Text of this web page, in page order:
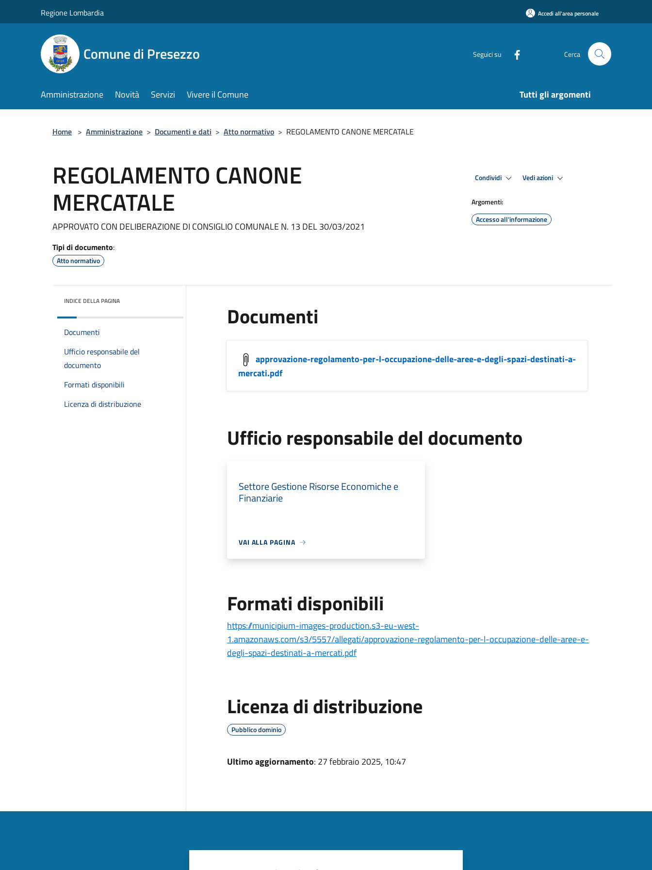
Regione Lombardia Accedi all'area personale
Comune di Presezzo Seguici su Cerca
Amministrazione Novità Servizi Vivere il Comune Tutti gli argomenti
Home > Amministrazione > Documenti e dati > Atto normativo > REGOLAMENTO CANONE MERCATALE
REGOLAMENTO CANONE
MERCATALE
APPROVATO CON DELIBERAZIONE DI CONSIGLIO COMUNALE N. 13 DEL 30/03/2021
Tipi di documento:
Atto normativo
Condividi Vedi azioni
Argomenti:
Accesso all'informazione
INDICE DELLA PAGINA
Documenti
Ufficio responsabile del
documento
Formati disponibili
Licenza di distribuzione
Documenti
approvazione-regolamento-per-l-occupazione-delle-aree-e-degli-spazi-destinati-a-
mercati.pdf
Ufficio responsabile del documento
Settore Gestione Risorse Economiche e
Finanziarie
VAI ALLA PAGINA
Formati disponibili
https://municipium-images-production.s3-eu-west-
1.amazonaws.com/s3/5557/allegati/approvazione-regolamento-per-l-occupazione-delle-aree-e-
degli-spazi-destinati-a-mercati.pdf
Licenza di distribuzione
Pubblico dominio
Ultimo aggiornamento: 27 febbraio 2025, 10:47